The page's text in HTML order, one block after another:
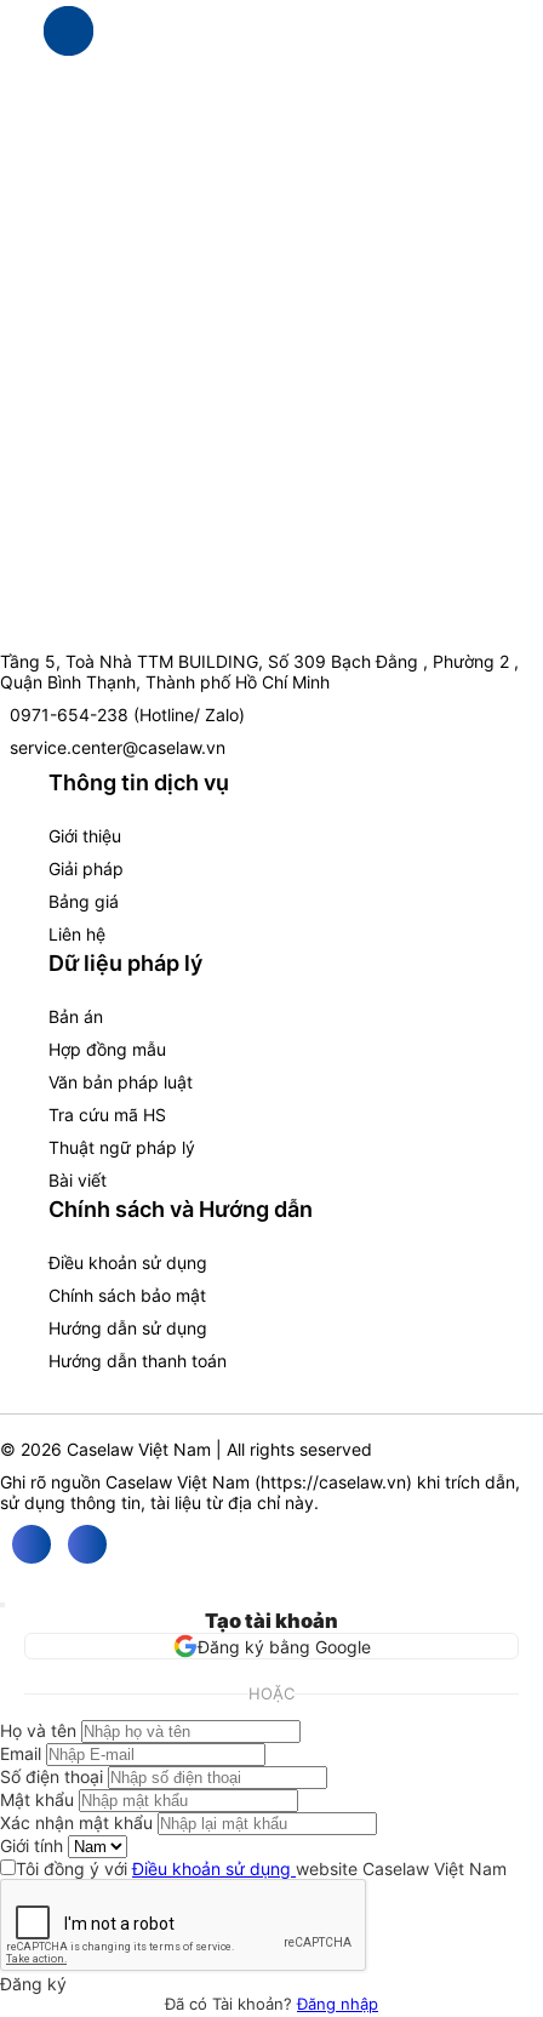
Tầng 5, Toà Nhà TTM BUILDING, Số 309 Bạch Đằng , Phường 2 ,
Quận Bình Thạnh, Thành phố Hồ Chí Minh
0971-654-238 (Hotline/ Zalo)
service.center@caselaw.vn
Thông tin dịch vụ
Giới thiệu
Giải pháp
Bảng giá
Liên hệ
Dữ liệu pháp lý
Bản án
Hợp đồng mẫu
Văn bản pháp luật
Tra cứu mã HS
Thuật ngữ pháp lý
Bài viết
Chính sách và Hướng dẫn
Điều khoản sử dụng
Chính sách bảo mật
Hướng dẫn sử dụng
Hướng dẫn thanh toán
© 2026 Caselaw Việt Nam | All rights seserved
Ghi rõ nguồn Caselaw Việt Nam (https://caselaw.vn) khi trích dẫn,
sử dụng thông tin, tài liệu từ địa chỉ này.
Tạo tài khoản
Đăng ký bằng Google
HOẶC
Họ và tên
Email
Số điện thoại
Mật khẩu
Xác nhận mật khẩu
Giới tính
Tôi đồng ý vớiĐiều khoản sử dụng website Caselaw Việt Nam
Đăng ký
Đã có Tài khoản?Đăng nhập